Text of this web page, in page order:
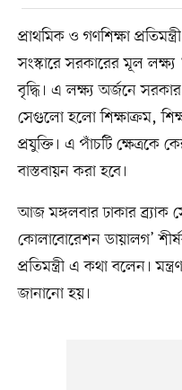
প্রাথমিক ও গণশিক্ষা
সংস্কারে সরকারের মূল
বৃদ্ধি। এ লক্ষ্য অর্জনে সরকার
সেগুলো হলো শিক্ষাক্রম,
প্রযুক্তি। এ পাঁচটি ক্ষেত্রকে
বাস্তবায়ন করা হবে।
আজ মঙ্গলবার ঢাকার
কোলাবোরেশন ডায়ালগ’
প্রতিমন্ত্রী এ কথা বলেন।
জানানো হয়।